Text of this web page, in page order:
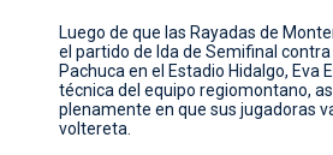
Luego de que las Rayadas de
el partido de Ida de Semifinal
Pachuca en el Estadio Hidalgo, Eva
técnica del equipo regiomontano,
plenamente en que sus jugadoras
voltereta.